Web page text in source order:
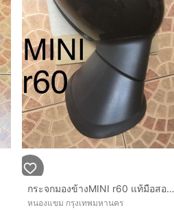
กระจกมองข้างMINI r60 แท้มือสองญี่ปุ่น
หนองแขม กรุงเทพมหานคร